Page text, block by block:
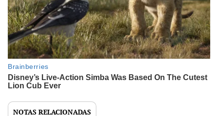
NOTAS RELACIONADAS